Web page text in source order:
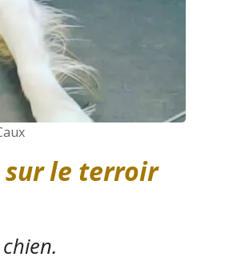
sur le terroir